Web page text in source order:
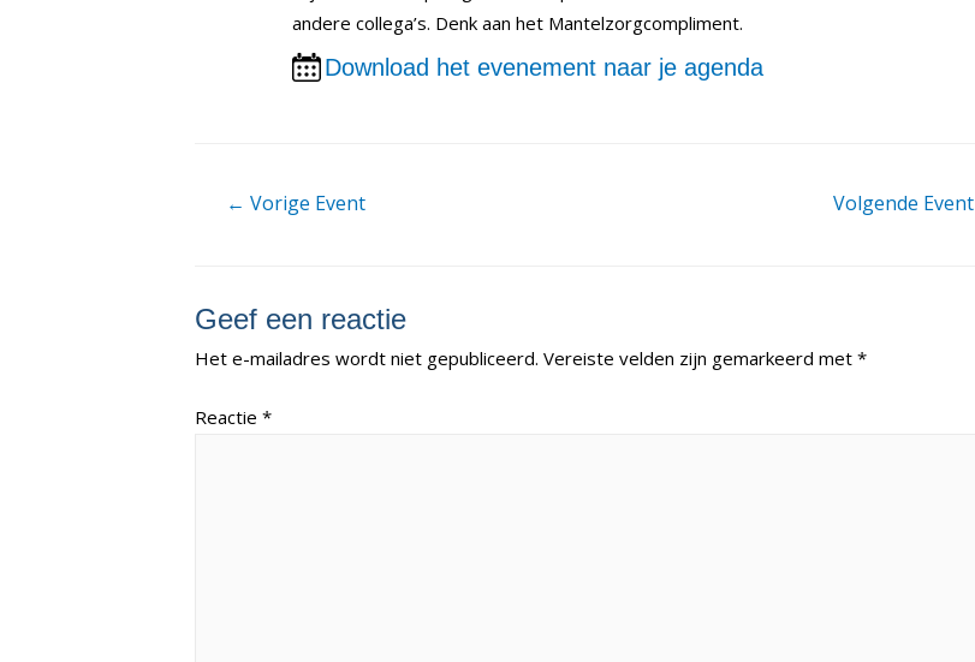
andere collega’s. Denk aan het Mantelzorgcompliment.
Download het evenement naar je agenda
Berichtnavigatie
← Vorige Event Volgende Event
Geef een reactie
Het e-mailadres wordt niet gepubliceerd. Vereiste velden zijn gemarkeerd met *
Reactie *